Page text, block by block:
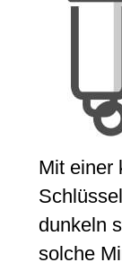
Mit einer
dunkeln
solche